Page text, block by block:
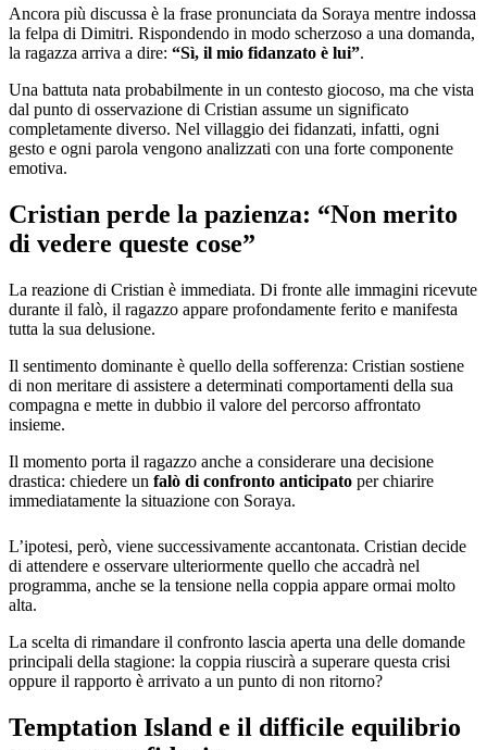
Ancora più discussa è la frase pronunciata da Soraya mentre indossa
la felpa di Dimitri. Rispondendo in modo scherzoso a una domanda,
la ragazza arriva a dire: “Sì, il mio fidanzato è lui”.
Una battuta nata probabilmente in un contesto giocoso, ma che vista
dal punto di osservazione di Cristian assume un significato
completamente diverso. Nel villaggio dei fidanzati, infatti, ogni
gesto e ogni parola vengono analizzati con una forte componente
emotiva.
Cristian perde la pazienza: “Non merito
di vedere queste cose”
La reazione di Cristian è immediata. Di fronte alle immagini ricevute
durante il falò, il ragazzo appare profondamente ferito e manifesta
tutta la sua delusione.
Il sentimento dominante è quello della sofferenza: Cristian sostiene
di non meritare di assistere a determinati comportamenti della sua
compagna e mette in dubbio il valore del percorso affrontato
insieme.
Il momento porta il ragazzo anche a considerare una decisione
drastica: chiedere un falò di confronto anticipato per chiarire
immediatamente la situazione con Soraya.
L’ipotesi, però, viene successivamente accantonata. Cristian decide
di attendere e osservare ulteriormente quello che accadrà nel
programma, anche se la tensione nella coppia appare ormai molto
alta.
La scelta di rimandare il confronto lascia aperta una delle domande
principali della stagione: la coppia riuscirà a superare questa crisi
oppure il rapporto è arrivato a un punto di non ritorno?
Temptation Island e il difficile equilibrio